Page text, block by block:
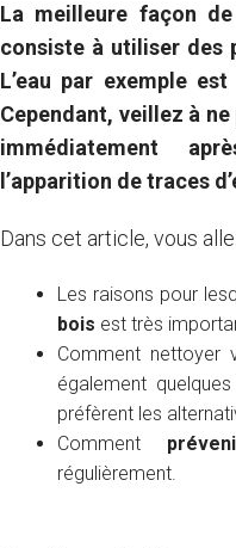
La meilleure façon
consiste à utiliser des
L’eau par exemple
Cependant, veillez à
immédiatement
l’apparition de traces
Dans cet article, vous
Les raisons pour
bois est très
Comment nettoyer
également
préfèrent les
Comment
régulièrement.